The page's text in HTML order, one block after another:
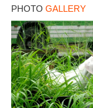
PHOTO GALLERY